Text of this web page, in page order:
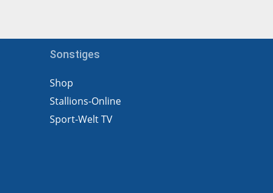
Sonstiges
Shop
Stallions-Online
Sport-Welt TV